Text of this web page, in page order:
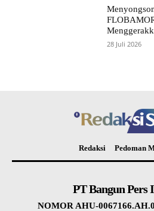
28 Juli 2026
Redaksi Pedoman
PT Bangun Pers
NOMOR AHU-